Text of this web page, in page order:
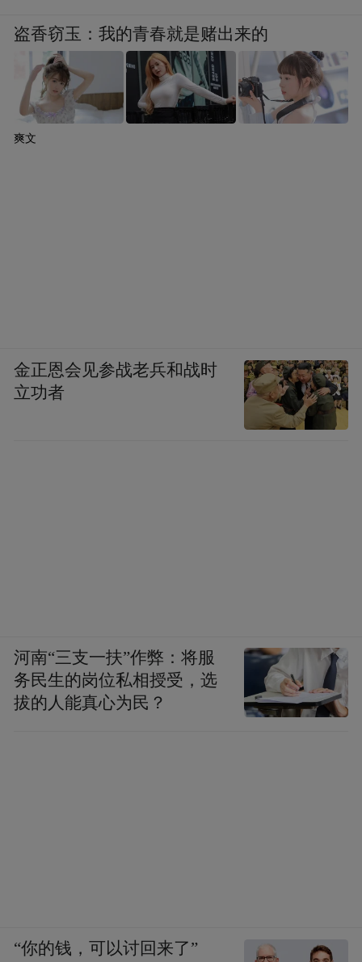
盗香窃玉：我的青春就是赌出来的
爽文
金正恩会见参战老兵和战时
立功者
河南“三支一扶”作弊：将服
务民生的岗位私相授受，选
拔的人能真心为民？
“你的钱，可以讨回来了”